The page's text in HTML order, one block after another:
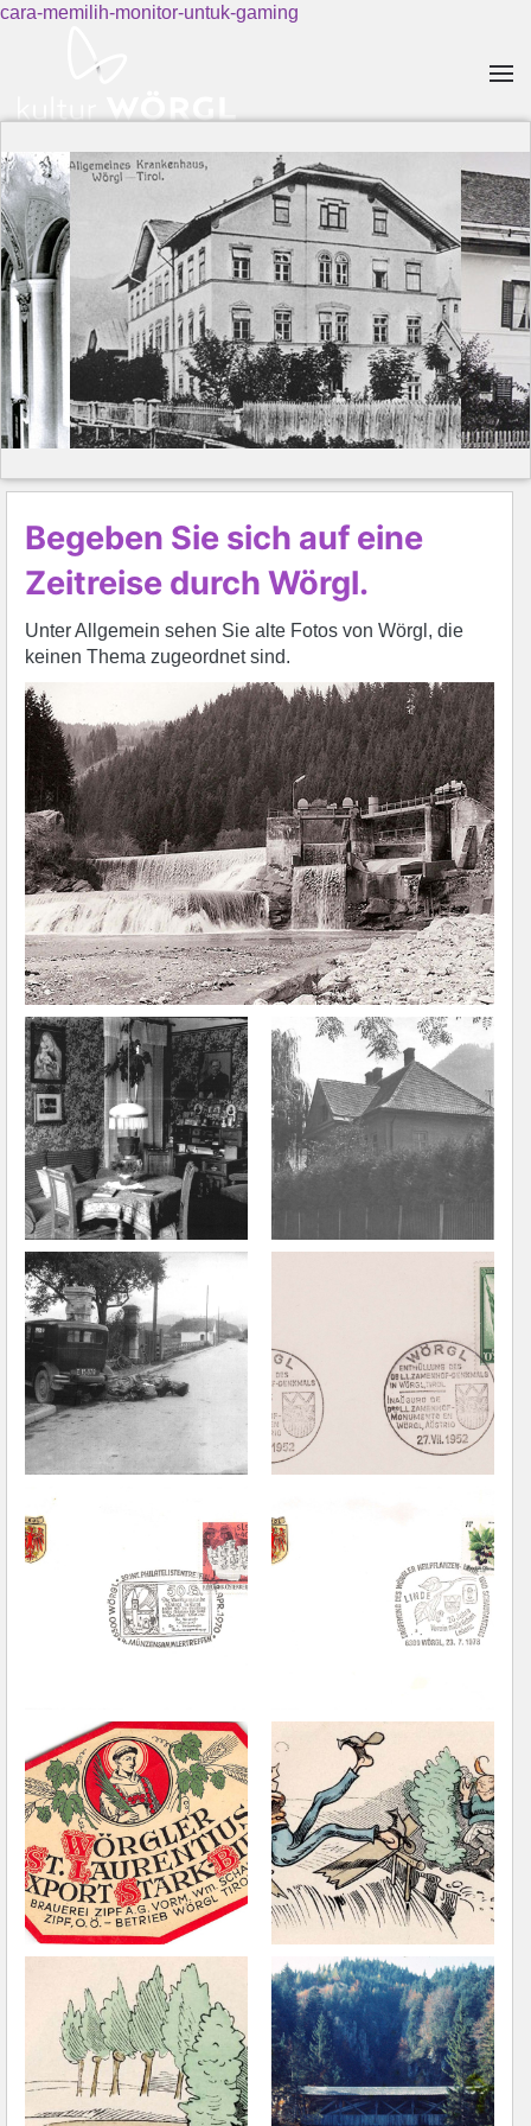
cara-memilih-monitor-untuk-gaming
Begeben Sie sich auf eine
Zeitreise durch Wörgl.
Unter Allgemein sehen Sie alte Fotos von Wörgl, die
keinen Thema zugeordnet sind.